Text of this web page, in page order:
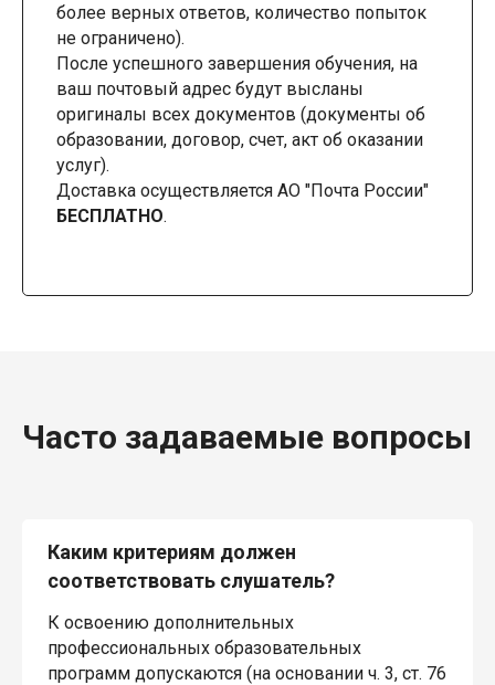
более верных ответов, количество попыток
не ограничено).
После успешного завершения обучения, на
ваш почтовый адрес будут высланы
оригиналы всех документов (документы об
образовании, договор, счет, акт об оказании
услуг).
Доставка осуществляется АО "Почта России"
БЕСПЛАТНО.
Часто задаваемые вопросы
Каким критериям должен
соответствовать слушатель?
К освоению дополнительных
профессиональных образовательных
программ допускаются (на основании ч. 3, ст. 76